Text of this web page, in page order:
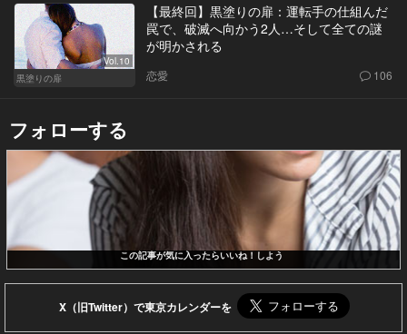
Vol.10
黒塗りの扉
【最終回】黒塗りの扉：運転手の仕組んだ
罠で、破滅へ向かう2人…そして全ての謎
が明かされる
恋愛 106
フォローする
この記事が気に入ったらいいね！しよう
X（旧Twitter）で東京カレンダーを